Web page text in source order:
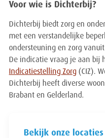
Voor wie is Dichterbij?
Dichterbij biedt zorg en
met een verstandelijke
ondersteuning en zorg
De indicatie vraag je aan bij
Indicatiestelling Zorg (CIZ).
Dichterbij heeft diverse
Brabant en Gelderland.
Bekijk onze